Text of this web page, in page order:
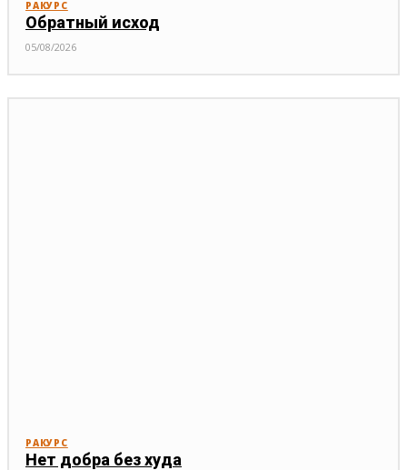
РАКУРС
Обратный исход
05/08/2026
РАКУРС
Нет добра без худа